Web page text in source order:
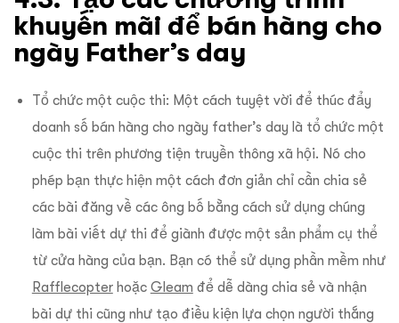
khuyến mãi để bán hàng cho
ngày Father’s day
Tổ chức một cuộc thi: Một cách tuyệt vời để thúc đẩy
doanh số bán hàng cho ngày father’s day là tổ chức một
cuộc thi trên phương tiện truyền thông xã hội. Nó cho
phép bạn thực hiện một cách đơn giản chỉ cần chia sẻ
các bài đăng về các ông bố bằng cách sử dụng chúng
làm bài viết dự thi để giành được một sản phẩm cụ thể
từ cửa hàng của bạn. Bạn có thể sử dụng phần mềm như
Rafflecopterhoặc Gleam để dễ dàng chia sẻ và nhận
bài dự thi cũng như tạo điều kiện lựa chọn người thắng